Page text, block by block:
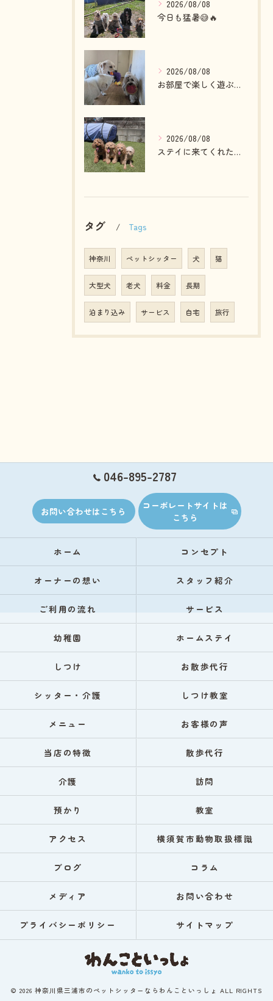
2026/08/08
今日も猛暑😅🔥
2026/08/08
お部屋で楽しく遊ぶわんこさん💓
2026/08/08
ステイに来てくれたプードルファミリー💓
タグ Tags
神奈川 ペットシッター 犬 猫
大型犬 老犬 料金 長期
泊まり込み サービス 自宅 旅行
046-895-2787
お問い合わせはこちら
コーポレートサイトは
こちら
ホーム コンセプト
オーナーの想い スタッフ紹介
ご利用の流れ サービス
幼稚園 ホームステイ
しつけ お散歩代行
シッター・介護 しつけ教室
メニュー お客様の声
当店の特徴 散歩代行
介護 訪問
預かり 教室
アクセス 横須賀市動物取扱標識
ブログ コラム
メディア お問い合わせ
プライバシーポリシー サイトマップ
© 2026 神奈川県三浦市のペットシッターならわんこといっしょ ALL RIGHTS